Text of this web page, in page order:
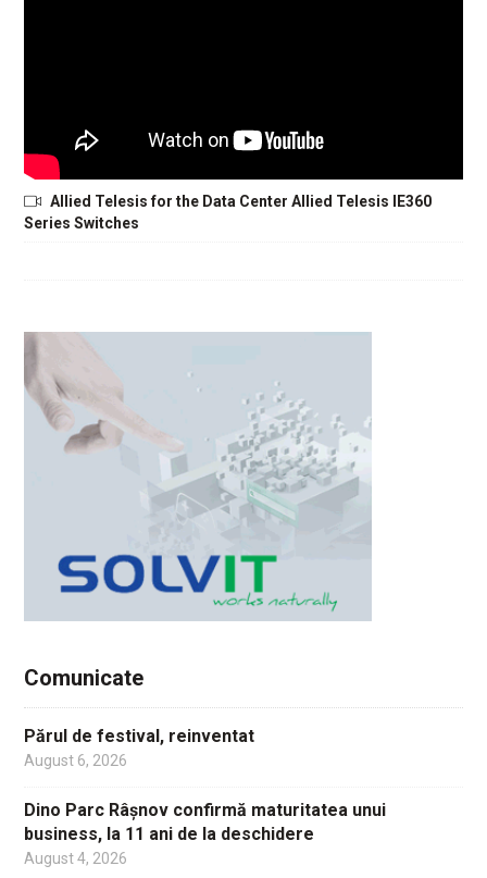
Allied Telesis for the Data Center Allied Telesis IE360
Series Switches
Comunicate
Părul de festival, reinventat
August 6, 2026
Dino Parc Râșnov confirmă maturitatea unui
business, la 11 ani de la deschidere
August 4, 2026